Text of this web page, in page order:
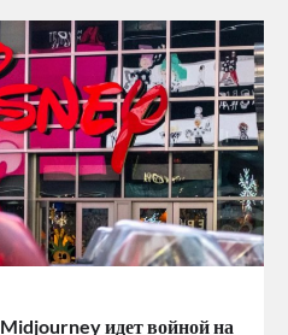
идет войной на